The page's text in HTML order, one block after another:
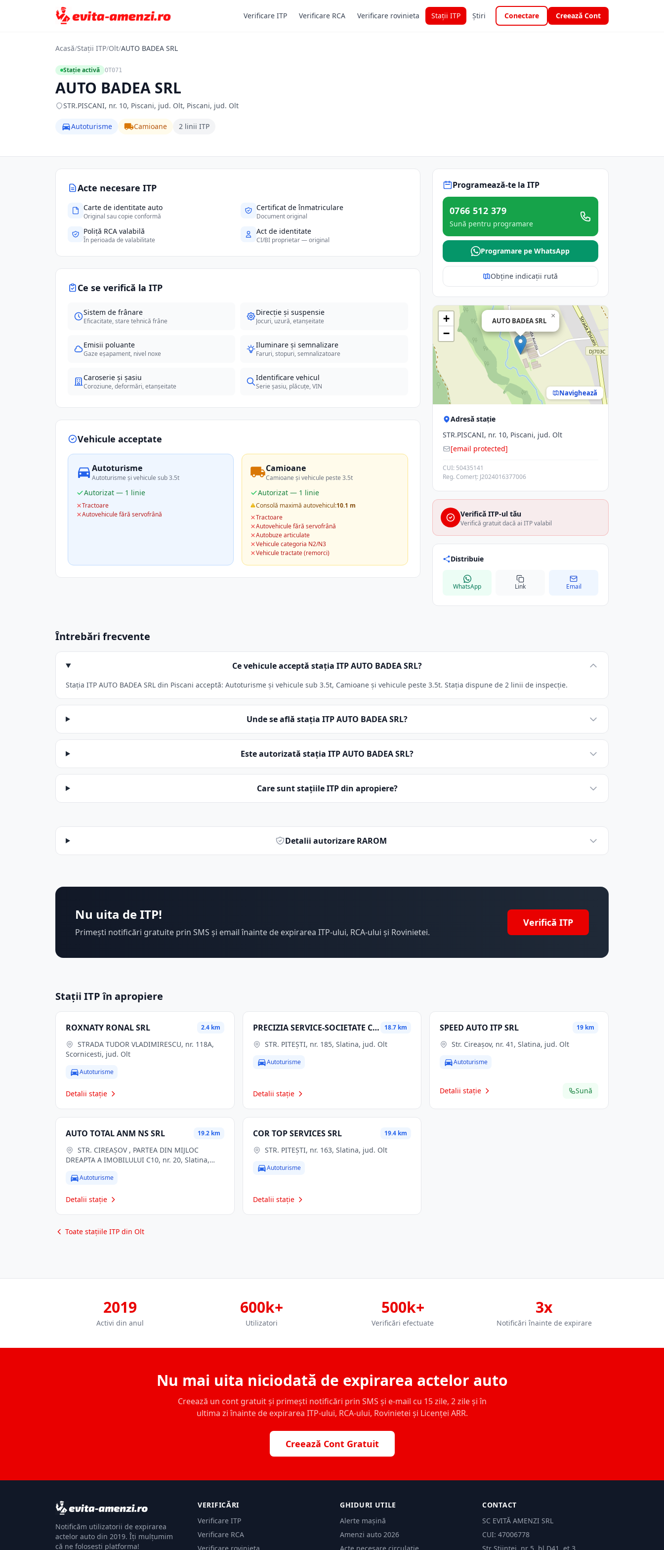
Verificare ITP Verificare RCA Verificare rovinieta Stații ITP Știri Conectare Creează Cont
Acasă/Stații ITP/Olt/AUTO BADEA SRL
Stație activă OT071
AUTO BADEA SRL
STR.PISCANI, nr. 10, Piscani, jud. Olt, Piscani, jud. Olt
Autoturisme Camioane 2 linii ITP
Acte necesare ITP
Carte de identitate auto
Original sau copie conformă
Certificat de înmatriculare
Document original
Poliță RCA valabilă
În perioada de valabilitate
Act de identitate
CI/BI proprietar — original
Ce se verifică la ITP
Sistem de frânare
Eficacitate, stare tehnică frâne
Direcție și suspensie
Jocuri, uzură, etanșeitate
Emisii poluante
Gaze eșapament, nivel noxe
Iluminare și semnalizare
Faruri, stopuri, semnalizatoare
Caroserie și șasiu
Coroziune, deformări, etanșeitate
Identificare vehicul
Serie șasiu, plăcuțe, VIN
Vehicule acceptate
Autoturisme
Autoturisme și vehicule sub 3.5t
Autorizat — 1 linie
Tractoare
Autovehicule fără servofrână
Camioane
Camioane și vehicule peste 3.5t
Autorizat — 1 linie
Consolă maximă autovehicul:10.1 m
Tractoare
Autovehicule fără servofrână
Autobuze articulate
Vehicule categoria N2/N3
Vehicule tractate (remorci)
Programează-te la ITP
0766 512 379
Sună pentru programare
Programare pe WhatsApp
Obține indicații rută
AUTO BADEA SRL
×
+
−
Navighează
Adresă stație
STR.PISCANI, nr. 10, Piscani, jud. Olt
[email protected]
CUI: 50435141
Reg. Comerț: J2024016377006
Verifică ITP-ul tău
Verifică gratuit dacă ai ITP valabil
Distribuie
WhatsApp Link Email
Întrebări frecvente
Ce vehicule acceptă stația ITP AUTO BADEA SRL?
Stația ITP AUTO BADEA SRL din Piscani acceptă: Autoturisme și vehicule sub 3.5t, Camioane și vehicule peste 3.5t. Stația dispune de 2 linii de inspecție.
Unde se află stația ITP AUTO BADEA SRL?
Este autorizată stația ITP AUTO BADEA SRL?
Care sunt stațiile ITP din apropiere?
Detalii autorizare RAROM
Nu uita de ITP!
Primești notificări gratuite prin SMS și email înainte de expirarea ITP-ului, RCA-ului și Rovinietei.
Verifică ITP
Stații ITP în apropiere
ROXNATY RONAL SRL 2.4 km
Scornicesti, jud. Olt
Autoturisme
Detalii stație
PRECIZIA SERVICE-SOCIETATE COOPERATIVĂ 18.7 km
STR. PITEŞTI, nr. 185, Slatina, jud. Olt
Autoturisme
Detalii stație
SPEED AUTO ITP SRL 19 km
Str. Cireaşov, nr. 41, Slatina, jud. Olt
Autoturisme
Detalii stație Sună
AUTO TOTAL ANM NS SRL 19.2 km
DREAPTA A IMOBILULUI C10, nr. 20, Slatina,
Autoturisme
Detalii stație
COR TOP SERVICES SRL 19.4 km
STR. PITEŞTI, nr. 163, Slatina, jud. Olt
Autoturisme
Detalii stație
Toate stațiile ITP din Olt
2019
Activi din anul
600k+
Utilizatori
500k+
Verificări efectuate
3x
Notificări înainte de expirare
Nu mai uita niciodată de expirarea actelor auto
Creează un cont gratuit și primești notificări prin SMS și e-mail cu 15 zile, 2 zile și în
ultima zi înainte de expirarea ITP-ului, RCA-ului, Rovinietei și Licenței ARR.
Creează Cont Gratuit
Notificăm utilizatorii de expirarea
actelor auto din 2019. Îți mulțumim
că ne folosești platforma!
VERIFICĂRI
Verificare ITP
Verificare RCA
GHIDURI UTILE
Alerte mașină
Amenzi auto 2026
CONTACT
SC EVITĂ AMENZI SRL
CUI: 47006778